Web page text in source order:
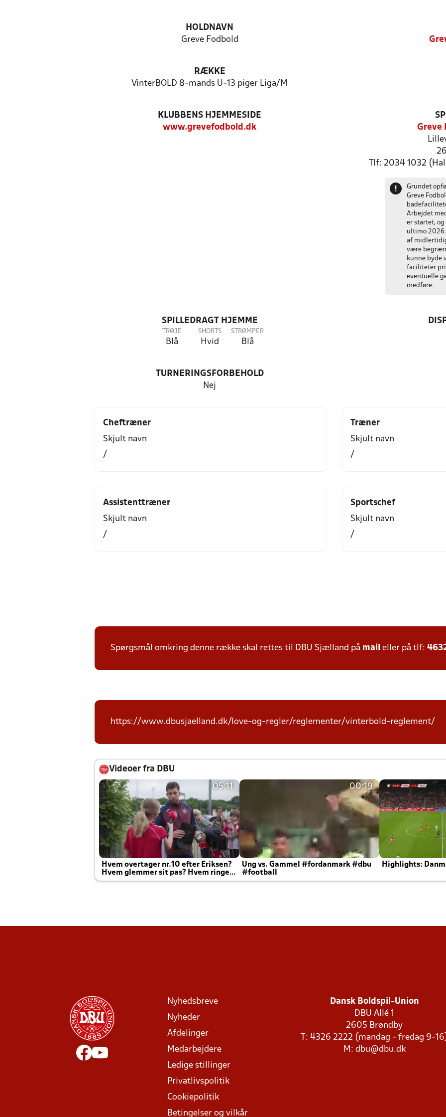
HOLDNAVN
Greve Fodbold
RÆKKE
VinterBOLD 8-mands U-13 piger Liga/M
KLUBBENS HJEMMESIDE
www.grevefodbold.dk
Greve
Tlf: 2034 1032
!
Grundet
Greve
Arbejdet
er startet,
ultimo
af
være
kunne byde
faciliteter
eventuelle
medføre.
SPILLEDRAGT HJEMME
TRØJE
Blå
SHORTS
Hvid
STRØMPER
Blå
TURNERINGSFORBEHOLD
Nej
Cheftræner
Skjult navn
/
Træner
Skjult navn
/
Assistenttræner
Skjult navn
/
Sportschef
Skjult navn
/
Spørgsmål omkring denne række skal rettes til DBU Sjælland på mail eller på tlf:
https://www.dbusjaelland.dk/love-og-regler/reglementer/vinterbold-reglement/
Videoer fra DBU
05:11
Hvem overtager nr.10 efter Eriksen?
Hvem glemmer sit pas? Hvem ringer
Joachim altid til efter kampe?
00:19
Ung vs. Gammel #fordanmark #dbu
#football
Highlights:
Nyhedsbreve
Nyheder
Afdelinger
Medarbejdere
Ledige stillinger
Privatlivspolitik
Cookiepolitik
Betingelser og vilkår
Dansk Boldspil-Union
DBU Allé 1
2605 Brøndby
T: 4326 2222 (mandag - fredag 9-
M: dbu@dbu.dk